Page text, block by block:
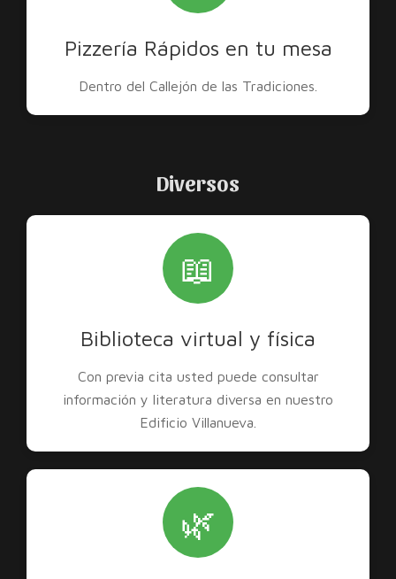
Pizzería Rápidos en tu mesa
Dentro del Callejón de las Tradiciones.
Diversos
📖
Biblioteca virtual y física
Con previa cita usted puede consultar
información y literatura diversa en nuestro
Edificio Villanueva.
🌿